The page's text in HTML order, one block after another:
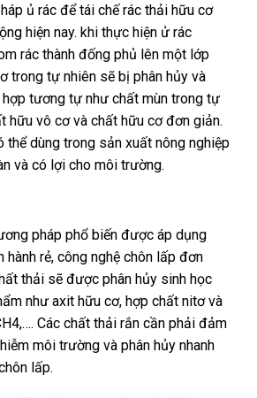
ủ rác để tái chế rác thải hữu cơ
hiện nay. khi thực hiện ử rác
rác thành đống phủ lên một lớp
trong tự nhiên sẽ bị phân hủy và
hợp tương tự như chất mùn trong tự
hữu vô cơ và chất hữu cơ đơn giản.
thể dùng trong sản xuất nông nghiệp
và có lợi cho môi trường.
pháp phổ biến được áp dụng
hành rẻ, công nghệ chôn lấp đơn
thải sẽ được phân hủy sinh học
như axit hữu cơ, hợp chất nitơ và
Các chất thải rắn cần phải đảm
môi trường và phân hủy nhanh
lấp.